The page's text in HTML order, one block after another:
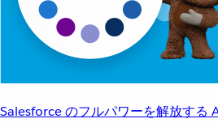
Salesforce のフルパワーを解放する